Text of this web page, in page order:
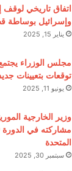
اتفاق تاريخي
وإسرائيل بوساطة
يناير 15, 2025
مجلس الوزراء
توقعات بتعيينات
يونيو 11, 2025
وزير الخارجية
المتحدة
سبتمبر 30, 2025